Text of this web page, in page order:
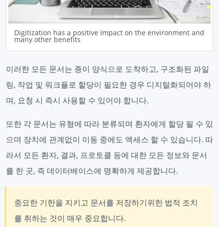
Digitization has a positive impact on the environment and
many other benefits
이러한 모든 문서는 종이 양식으로 도착하고, 구조화된 파일
링, 작업 및 워크플로 할당이 필요한 경우 디지털화되어야 하
며, 요청 시 즉시 사용할 수 있어야 합니다.
또한 각 문서는 유형에 따라 분류되며 환자에게 할당 될 수 있
으며 장치에 관계없이 이동 중에도 액세스 할 수 있습니다. 따
라서 모든 환자, 결과, 프로토콜 등에 대한 모든 정보와 문서
를 한 곳, 즉 데이터베이스에 명확하게 제공합니다.
중요한 기한을 지키고 문서를 저장하기위한 법적 조치
를 취하는 것이 매우 중요합니다.